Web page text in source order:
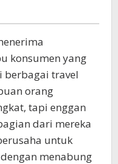
konsumen yang
berbagai travel
orang
tapi enggan
dari mereka
untuk
menabung